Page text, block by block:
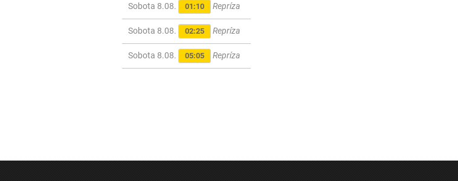
Sobota 8.08. 01:10 Repríza
Sobota 8.08. 02:25 Repríza
Sobota 8.08. 05:05 Repríza